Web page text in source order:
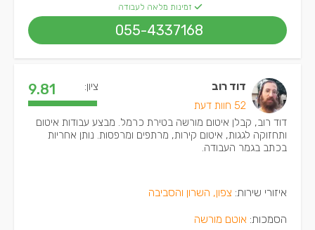
זמינות מלאה לעבודה
055-4337168
דוד רוב
52 חוות דעת
ציון: 9.81
דוד רוב, קבלן איטום מורשה בטירת כרמל. מבצע עבודות איטום
ותחזוקה לגגות, איטום קירות, מרתפים ומרפסות. נותן אחריות
בכתב בגמר העבודה.
איזורי שירות: צפון, השרון והסביבה
הסמכות: אוטם מורשה